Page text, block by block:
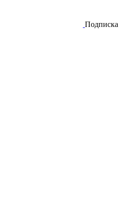
Подписка